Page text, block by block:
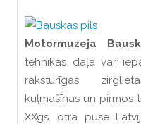
Motormuzeja
tehnikas daļā var
raksturīgas
kuļmašīnas un pirmos
XXgs. otrā pusē